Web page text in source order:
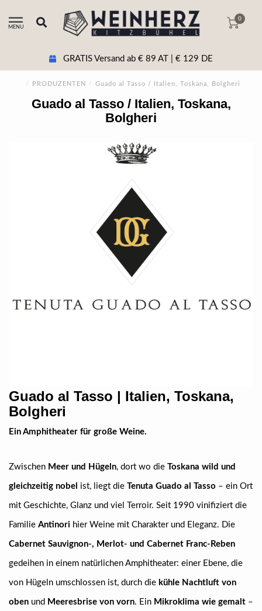
MENU
0
GRATIS Versand ab € 89 AT | € 129 DE
/ PRODUZENTEN / Guado al Tasso / Italien, Toskana, Bolgheri
Guado al Tasso / Italien, Toskana,
Bolgheri
Guado al Tasso | Italien, Toskana,
Bolgheri
Ein Amphitheater für große Weine.
Zwischen Meer und Hügeln, dort wo die Toskana wild und
gleichzeitig nobel ist, liegt die Tenuta Guado al Tasso – ein Ort
mit Geschichte, Glanz und viel Terroir. Seit 1990 vinifiziert die
Familie Antinori hier Weine mit Charakter und Eleganz. Die
Cabernet Sauvignon-, Merlot- und Cabernet Franc-Reben
gedeihen in einem natürlichen Amphitheater: einer Ebene, die
von Hügeln umschlossen ist, durch die kühle Nachtluft von
oben und Meeresbrise von vorn. Ein Mikroklima wie gemalt –